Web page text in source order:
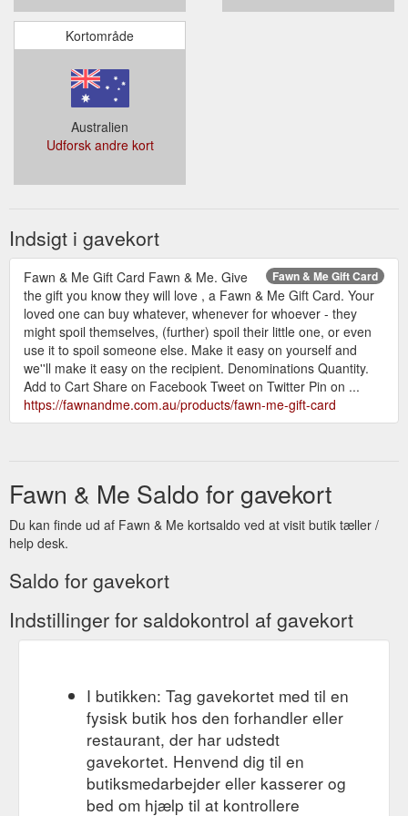
Kortområde
Australien
Udforsk andre kort
Indsigt i gavekort
Fawn & Me Gift Card
Fawn & Me Gift Card Fawn & Me. Give
the gift you know they will love , a Fawn & Me Gift Card. Your
loved one can buy whatever, whenever for whoever - they
might spoil themselves, (further) spoil their little one, or even
use it to spoil someone else. Make it easy on yourself and
we''ll make it easy on the recipient. Denominations Quantity.
Add to Cart Share on Facebook Tweet on Twitter Pin on ...
https://fawnandme.com.au/products/fawn-me-gift-card
Fawn & Me Saldo for gavekort
Du kan finde ud af Fawn & Me kortsaldo ved at visit butik tæller /
help desk.
Saldo for gavekort
Indstillinger for saldokontrol af gavekort
I butikken: Tag gavekortet med til en
fysisk butik hos den forhandler eller
restaurant, der har udstedt
gavekortet. Henvend dig til en
butiksmedarbejder eller kasserer og
bed om hjælp til at kontrollere